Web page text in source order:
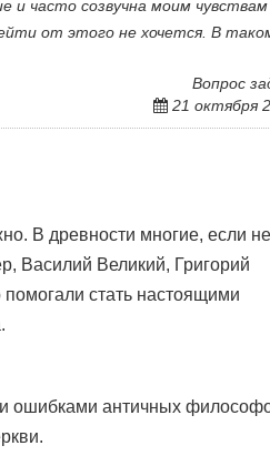
и часто созвучна моим
от этого не хочется. В
Вопрос
21 октября
В древности многие, если не
Василий Великий, Григорий
стать настоящими
ошибками античных